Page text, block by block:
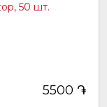
50 шт.
5500 ֏